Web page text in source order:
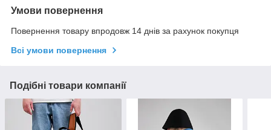
Умови повернення
Повернення товару впродовж 14 днів за рахунок покупця
Всі умови повернення
Подібні товари компанії